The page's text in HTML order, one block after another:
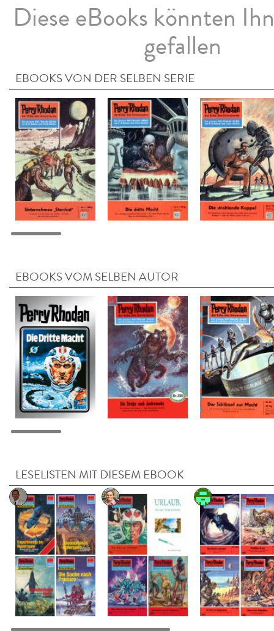
Diese eBooks könnten
gefallen
EBOOKS VON DER SELBEN SERIE
EBOOKS VOM SELBEN AUTOR
LESELISTEN MIT DIESEM EBOOK